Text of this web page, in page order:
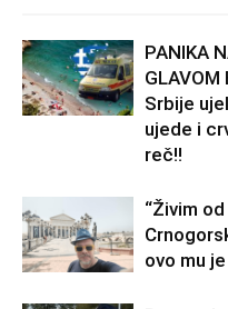
PANIKA
Srbije
ujede i
reč!!
“Živim
ovo mu